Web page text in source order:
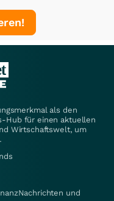
als den
Hub für einen aktuellen
Wirtschaftswelt, um
und